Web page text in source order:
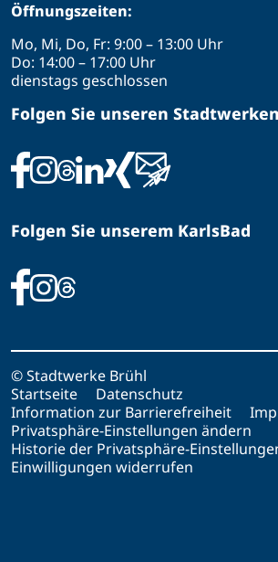
Öffnungszeiten:
Mo, Mi, Do, Fr: 9:00 – 13:00 Uhr
Do: 14:00 – 17:00 Uhr
dienstags geschlossen
Folgen Sie unseren Stadtwerken
Folgen Sie unserem KarlsBad
© Stadtwerke Brühl
Startseite
Datenschutz
Information zur Barrierefreiheit
Privatsphäre-Einstellungen ändern
Historie der Privatsphäre-
Einwilligungen widerrufen